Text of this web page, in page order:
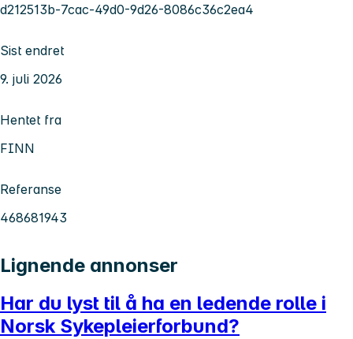
d212513b-7cac-49d0-9d26-8086c36c2ea4
Sist endret
9. juli 2026
Hentet fra
FINN
Referanse
468681943
Lignende annonser
Har du lyst til å ha en ledende rolle i
Norsk Sykepleierforbund?